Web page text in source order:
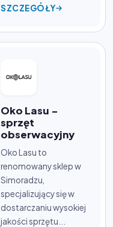
SZCZEGÓŁY
Oko Lasu -
sprzęt
obserwacyjny
Oko Lasu to
renomowany sklep w
Simoradzu,
specjalizujący się w
dostarczaniu wysokiej
jakości sprzętu...